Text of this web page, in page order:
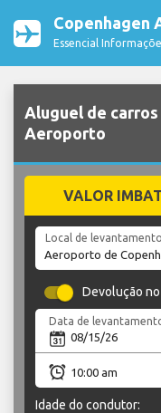
Copenhagen
Essencial
Aluguel de carros
Aeroporto
VALOR
Local de levantamento
Devolução
Data de
Idade do condutor: